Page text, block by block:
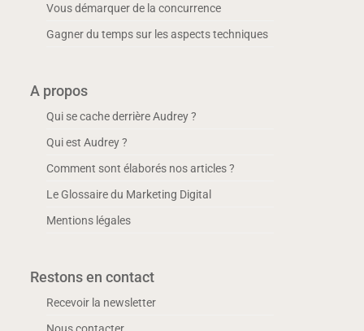
Vous démarquer de la concurrence
Gagner du temps sur les aspects techniques
A propos
Qui se cache derrière Audrey ?
Qui est Audrey ?
Comment sont élaborés nos articles ?
Le Glossaire du Marketing Digital
Mentions légales
Restons en contact
Recevoir la newsletter
Nous contacter